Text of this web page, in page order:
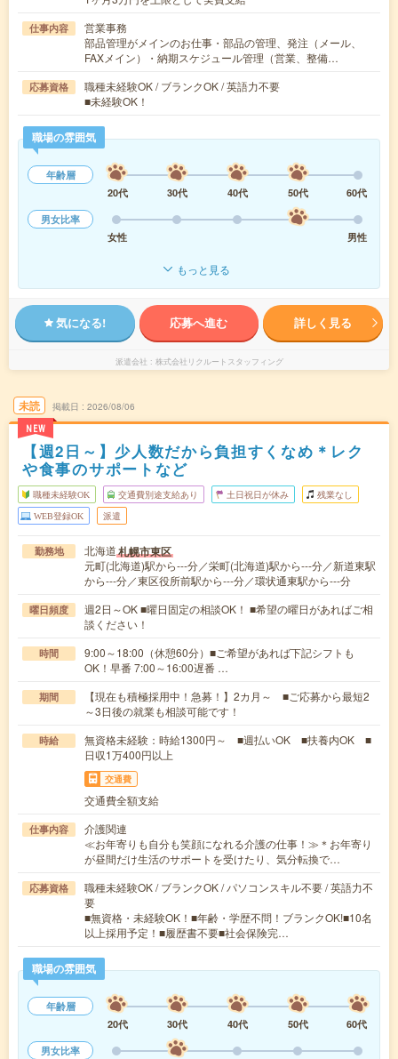
仕事内容
営業事務
部品管理がメインのお仕事・部品の管理、発注（メール、
FAXメイン）・納期スケジュール管理（営業、整備…
応募資格
職種未経験OK / ブランクOK / 英語力不要
■未経験OK！
職場の雰囲気
年齢層
20代
30代 40代 50代
60代
男女比率
女性
男性
もっと見る
気になる! 応募へ進む 詳しく見る
派遣会社 株式会社リクルートスタッフィング
未読
NEW
掲載日 2026/08/06
【週2日～】少人数だから負担すくなめ＊レク
や食事のサポートなど
職種未経験OK 交通費別途支給あり 土日祝日が休み 残業なし
WEB登録OK 派遣
勤務地 北海道札幌市東区
元町(北海道)駅から---分／栄町(北海道)駅から---分／新道東駅
から---分／東区役所前駅から---分／環状通東駅から---分
曜日頻度
週2日～OK ■曜日固定の相談OK！ ■希望の曜日があればご相
談ください！
時間
9:00～18:00（休憩60分）■ご希望があれば下記シフトも
OK！早番 7:00～16:00遅番 …
期間
【現在も積極採用中！急募！】2カ月～ ■ご応募から最短2
～3日後の就業も相談可能です！
時給
無資格未経験：時給1300円～ ■週払いOK ■扶養内OK ■
日収1万400円以上
交通費
交通費全額支給
仕事内容
介護関連
≪お年寄りも自分も笑顔になれる介護の仕事！≫＊お年寄り
が昼間だけ生活のサポートを受けたり、気分転換で…
応募資格
職種未経験OK / ブランクOK / パソコンスキル不要 / 英語力不
要
■無資格・未経験OK！■年齢・学歴不問！ブランクOK!■10名
以上採用予定！■履歴書不要■社会保険完…
職場の雰囲気
年齢層
20代
30代 40代 50代
60代
男女比率